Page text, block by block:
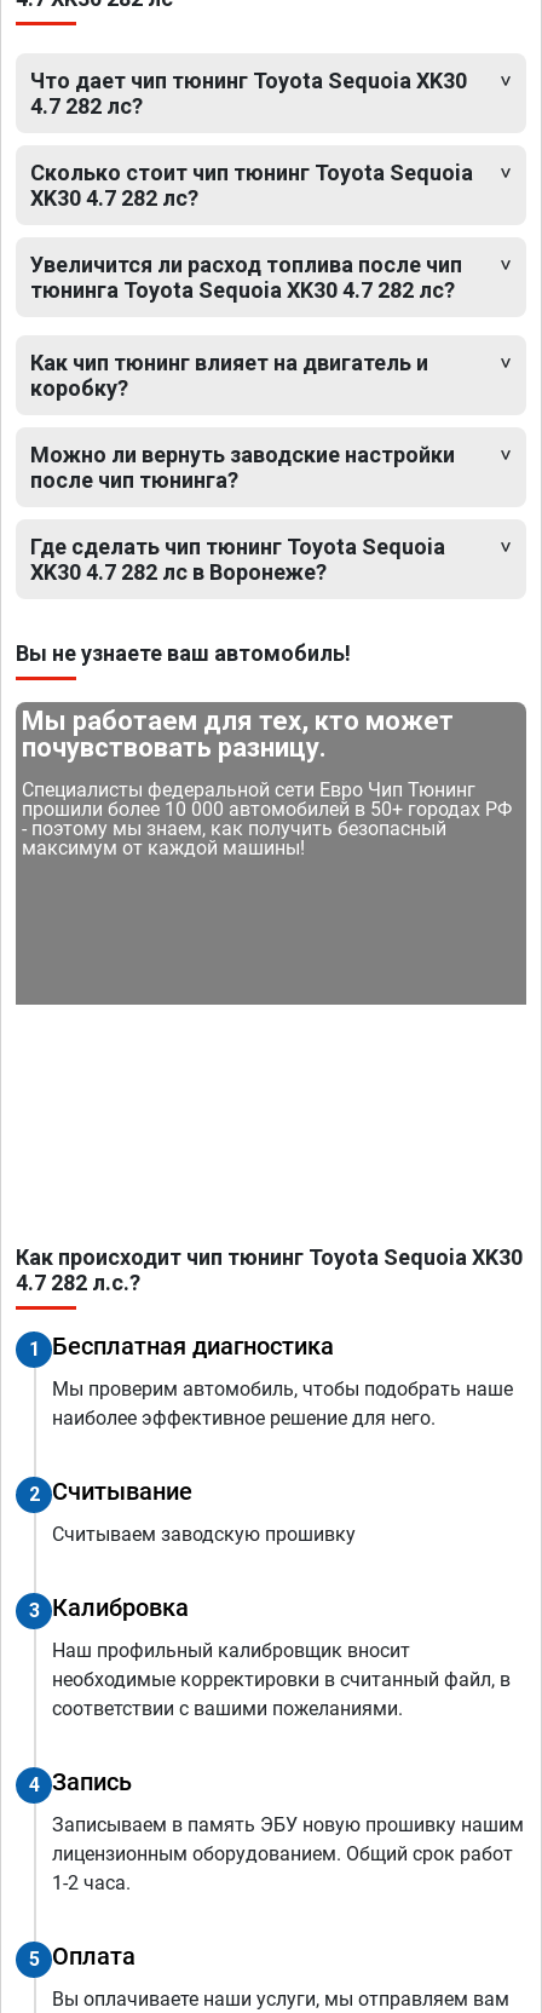
Что дает чип тюнинг Toyota Sequoia XK30
4.7 282 лс?
Сколько стоит чип тюнинг Toyota Sequoia
XK30 4.7 282 лс?
Увеличится ли расход топлива после чип
тюнинга Toyota Sequoia XK30 4.7 282 лс?
Как чип тюнинг влияет на двигатель и
коробку?
Можно ли вернуть заводские настройки
после чип тюнинга?
Где сделать чип тюнинг Toyota Sequoia
XK30 4.7 282 лс в Воронеже?
Вы не узнаете ваш автомобиль!
Мы работаем для тех, кто может
почувствовать разницу.
Специалисты федеральной сети Евро Чип Тюнинг
прошили более 10 000 автомобилей в 50+ городах РФ
- поэтому мы знаем, как получить безопасный
максимум от каждой машины!
Как происходит чип тюнинг Toyota Sequoia XK30
4.7 282 л.с.?
1 Бесплатная диагностика
Мы проверим автомобиль, чтобы подобрать наше
наиболее эффективное решение для него.
2 Считывание
Считываем заводскую прошивку
3 Калибровка
Наш профильный калибровщик вносит
необходимые корректировки в считанный файл, в
соответствии с вашими пожеланиями.
4 Запись
Записываем в память ЭБУ новую прошивку нашим
лицензионным оборудованием. Общий срок работ
1-2 часа.
5 Оплата
Вы оплачиваете наши услуги, мы отправляем вам